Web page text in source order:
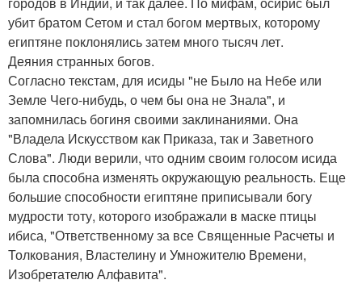
убит братом Сетом и стал богом мертвых, которому
египтяне поклонялись затем много тысяч лет.
Деяния странных богов.
Согласно текстам, для исиды "не Было на Небе или
Земле Чего-нибудь, о чем бы она не Знала", и
запомнилась богиня своими заклинаниями. Она
"Владела Искусством как Приказа, так и Заветного
Слова". Люди верили, что одним своим голосом исида
была способна изменять окружающую реальность. Еще
большие способности египтяне приписывали богу
мудрости тоту, которого изображали в маске птицы
ибиса, "Ответственному за все Священные Расчеты и
Толкования, Властелину и Умножителю Времени,
Изобретателю Алфавита".